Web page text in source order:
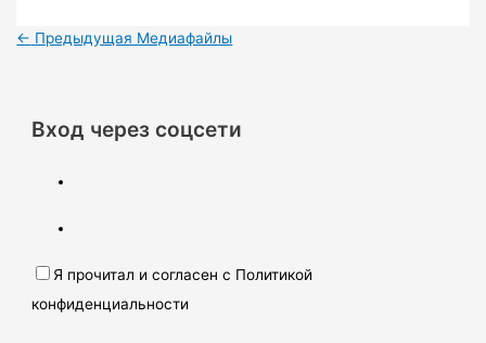
← Предыдущая Медиафайлы
Вход через соцсети
Я прочитал и согласен с Политикой
конфиденциальности